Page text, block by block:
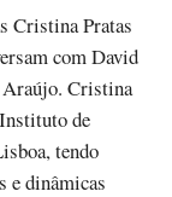
Cristina Pratas
com David
Araújo. Cristina
de
tendo
e dinâmicas